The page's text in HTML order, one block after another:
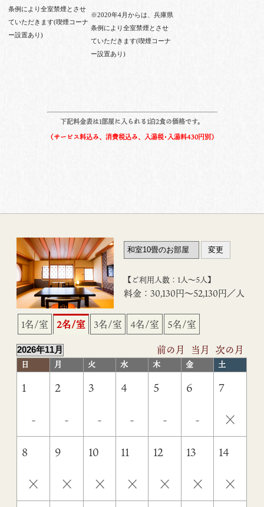
条例により全室禁煙とさせ
ていただきます(喫煙コーナ
ー設置あり)
※2020年4月からは、兵庫県
条例により全室禁煙とさせ
ていただきます(喫煙コーナ
ー設置あり)
下記料金表は1部屋に入られる1泊2食の価格です。
（サービス料込み、消費税込み、入湯税･入湯料430円別）
【ご利用人数：1人〜5人】
料金：30,130円〜52,130円／人
1名/室 2名/室 3名/室 4名/室
5名/室
前の月
当月 次の月
日 月 火 水 木 金 土
1
-
2
-
3
-
4
-
5
-
6
-
7
×
8
×
9
×
10
×
11
×
12
×
13
×
14
×